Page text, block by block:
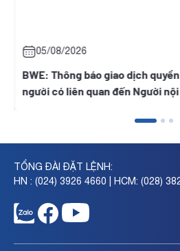
05/08/2026
BWE: Thông báo giao dịch
người có liên quan đến Người
TỔNG ĐÀI ĐẶT LỆNH:
HN : (024) 3926 4660 | HCM: (028)